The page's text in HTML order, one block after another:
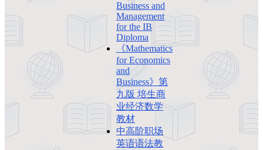
Business and
Management
for the IB
Diploma
《Mathematics
for Economics
and
Business》第
九版 培生商
业经济数学
教材
中高阶职场
英语语法教